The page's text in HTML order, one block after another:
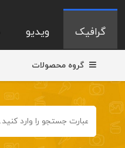
گرافیک ویدیو
گروه محصولات